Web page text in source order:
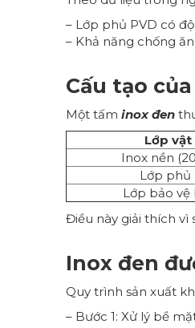
– Lớp phủ PVD có
– Khả năng chống
Cấu tạo
Một tấm inox đen
Lớp vật
Inox nền
Lớp phủ
Lớp bảo
Điều này giải thích vì
Inox đen
Quy trình sản xuất
– Bước 1: Xử lý bề